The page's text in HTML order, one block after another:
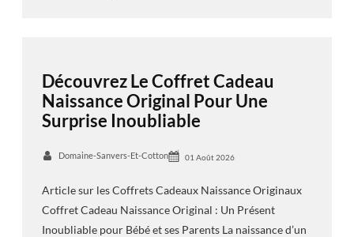
Découvrez Le Coffret Cadeau
Naissance Original Pour Une
Surprise Inoubliable
Domaine-Sanvers-Et-Cotton 01 Août 2026
Article sur les Coffrets Cadeaux Naissance Originaux
Coffret Cadeau Naissance Original : Un Présent
Inoubliable pour Bébé et ses Parents La naissance d’un